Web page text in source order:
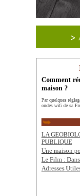
>
Comment
maison ?
Par quelques
ondes wifi de sa
LA
PUBLIQUE
Une maison
Le Film :
Adresses